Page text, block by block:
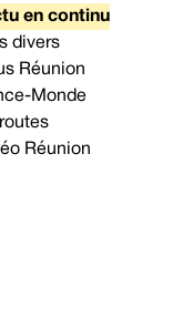
en continu
divers
Réunion
Monde
Réunion